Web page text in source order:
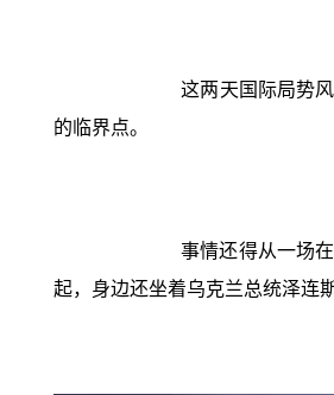
这两天国际局势
的临界点。
事情还得从一场
起，身边还坐着乌克兰总统泽连